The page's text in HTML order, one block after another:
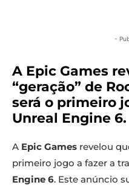
-
A Epic Games
“geração” de
será o primeiro
Unreal Engine 6.
A Epic Games revelou
primeiro jogo a fazer a
Engine 6. Este anúncio